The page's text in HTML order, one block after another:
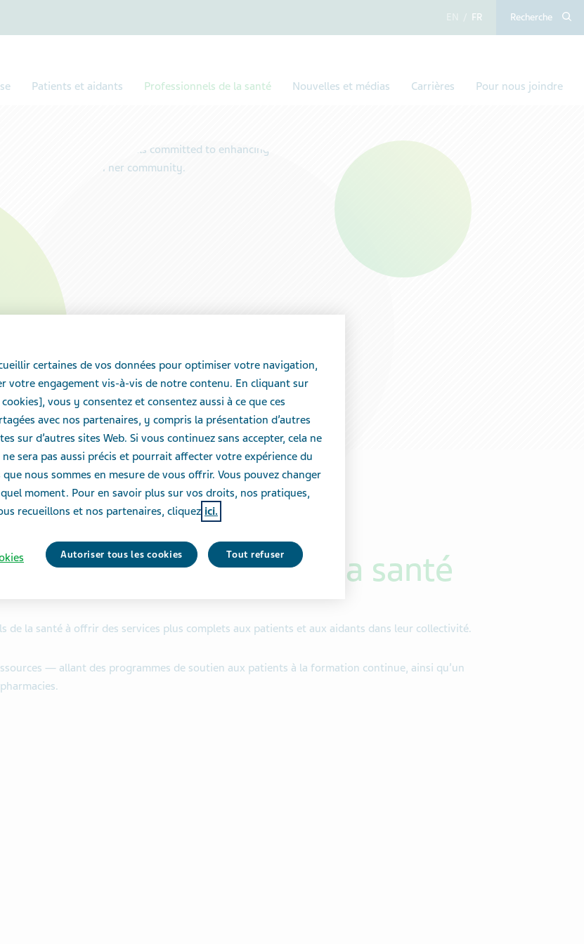
anglais françaisRecherche
Patients et aidants Professionnels de la santé Nouvelles et médias Carrières Pour nous joindre
les professionnels de la santé
de la santé à offrir des services plus complets aux patients et aux aidants dans leur collectivité.
— allant des programmes de soutien aux patients à la formation continue, ainsi qu’un
certaines de vos données pour optimiser votre navigation,
votre engagement vis-à-vis de notre contenu. En cliquant sur
vous y consentez et consentez aussi à ce que ces
avec nos partenaires, y compris la présentation d’autres
sur d’autres sites Web. Si vous continuez sans accepter, cela ne
sera pas aussi précis et pourrait affecter votre expérience du
nous sommes en mesure de vous offrir. Vous pouvez changer
quel moment. Pour en savoir plus sur vos droits, nos pratiques,
recueillons et nos partenaires, cliquez ici.
Autoriser tous les cookies Tout refuser